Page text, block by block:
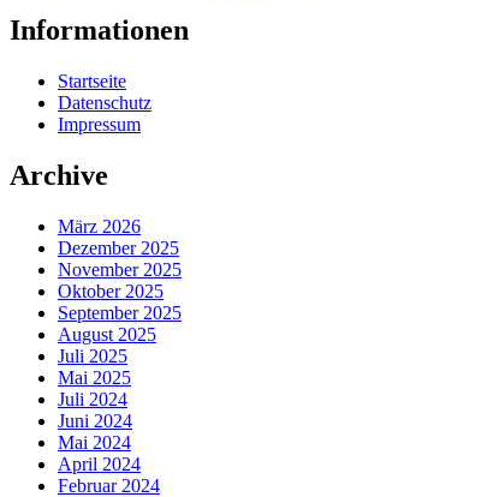
Informationen
Startseite
Datenschutz
Impressum
Archive
März 2026
Dezember 2025
November 2025
Oktober 2025
September 2025
August 2025
Juli 2025
Mai 2025
Juli 2024
Juni 2024
Mai 2024
April 2024
Februar 2024